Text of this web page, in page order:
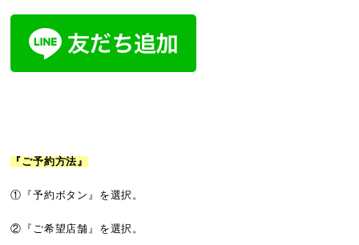
『ご予約方法』
①『予約ボタン』を選択。
②『ご希望店舗』を選択。